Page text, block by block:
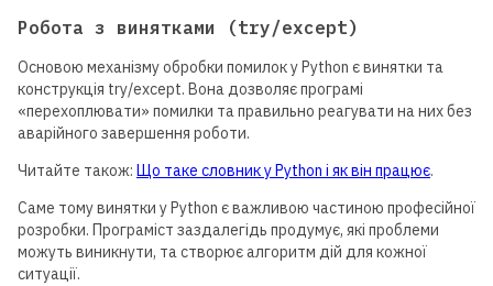
Робота з винятками (try/except)
Основою механізму обробки помилок у Python є винятки та
конструкція try/except. Вона дозволяє програмі
«перехоплювати» помилки та правильно реагувати на них без
аварійного завершення роботи.
Читайте також: Що таке словник у Python і як він працює.
Саме тому винятки у Python є важливою частиною професійної
розробки. Програміст заздалегідь продумує, які проблеми
можуть виникнути, та створює алгоритм дій для кожної
ситуації.